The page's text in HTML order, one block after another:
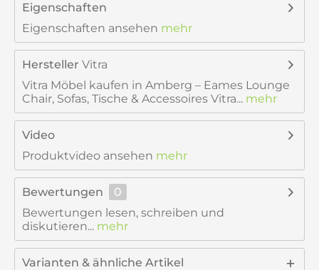
Eigenschaften
Eigenschaften ansehen mehr
Hersteller Vitra
Vitra Möbel kaufen in Amberg – Eames Lounge
Chair, Sofas, Tische & Accessoires Vitra... mehr
Video
Produktvideo ansehen mehr
Bewertungen
0
Bewertungen lesen, schreiben und
diskutieren... mehr
Varianten & ähnliche Artikel